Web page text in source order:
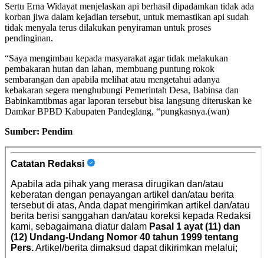
Sertu Erna Widayat menjelaskan api berhasil dipadamkan tidak ada
korban jiwa dalam kejadian tersebut, untuk memastikan api sudah
tidak menyala terus dilakukan penyiraman untuk proses
pendinginan.
“Saya mengimbau kepada masyarakat agar tidak melakukan
pembakaran hutan dan lahan, membuang puntung rokok
sembarangan dan apabila melihat atau mengetahui adanya
kebakaran segera menghubungi Pemerintah Desa, Babinsa dan
Babinkamtibmas agar laporan tersebut bisa langsung diteruskan ke
Damkar BPBD Kabupaten Pandeglang, “pungkasnya.(wan)
Sumber: Pendim